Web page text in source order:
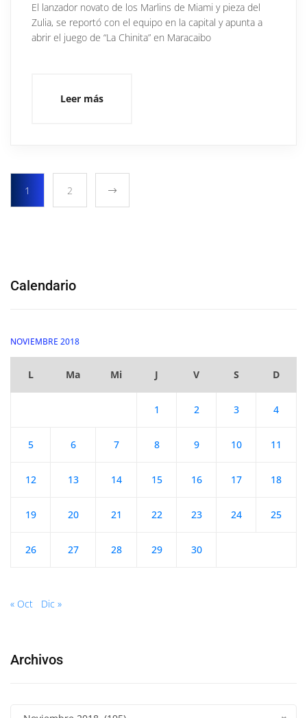
El lanzador novato de los Marlins de Miami y pieza del
Zulia, se reportó con el equipo en la capital y apunta a
abrir el juego de “La Chinita” en Maracaibo
Leer más
1 2
Calendario
NOVIEMBRE 2018
L Ma Mi J V S D
1 2 3 4
5 6 7 8 9 10 11
12 13 14 15 16 17 18
19 20 21 22 23 24 25
26 27 28 29 30
« Oct Dic »
Archivos